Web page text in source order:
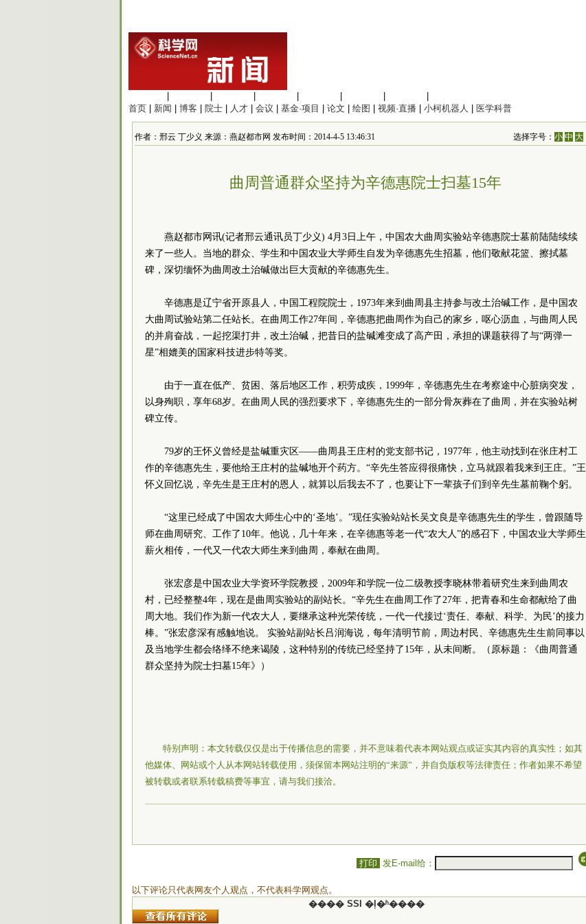
首页
新闻 博客 院士 人才 会议 基金·项目 论文 绘图 视频·直播 小柯机器人 医学科普
作者：邢云 丁少义 来源：燕赵都市网 发布时间：2014-4-5 13:46:31 选择字号：小 中 大
曲周普通群众坚持为辛德惠院士扫墓15年
燕赵都市网讯(记者邢云通讯员丁少义) 4月3日上午，中国农大曲周实验站辛德惠院士墓前陆陆续续
来了一些人。当地的群众、学生和中国农业大学师生自发为辛德惠先生招墓，他们敬献花篮、擦拭墓
碑，深切缅怀为曲周改土治碱做出巨大贡献的辛德惠先生。
辛德惠是辽宁省开原县人，中国工程院院士，1973年来到曲周县主持参与改土治碱工作，是中国农
大曲周试验站第二任站长。在曲周工作27年间，辛德惠把曲周作为自己的家乡，呕心沥血，与曲周人民
的并肩奋战，一起挖渠打井，改土治碱，把昔日的盐碱滩变成了高产田，承担的课题获得了与“两弹一
星”相媲美的国家科技进步特等奖。
由于一直在低产、贫困、落后地区工作，积劳成疾，1999年，辛德惠先生在考察途中心脏病突发，
以身殉职，享年68岁。在曲周人民的强烈要求下，辛德惠先生的一部分骨灰葬在了曲周，并在实验站树
碑立传。
79岁的王怀义曾经是盐碱重灾区——曲周县王庄村的党支部书记，1977年，他主动找到在张庄村工
作的辛德惠先生，要他给王庄村的盐碱地开个药方。“辛先生答应得很痛快，立马就跟着我来到王庄。”王
怀义回忆说，辛先生是王庄村的恩人，就算以后我去不了，也要让下一辈孩子们到辛先生墓前鞠个躬。
“这里已经成了中国农大师生心中的‘圣地’。”现任实验站站长吴文良是辛德惠先生的学生，曾跟随导
师在曲周研究、工作了10年。他说，几十年来，在辛德惠等老一代“农大人”的感召下，中国农业大学师生
薪火相传，一代又一代农大师生来到曲周，奉献在曲周。
张宏彦是中国农业大学资环学院教授，2009年和学院一位二级教授李晓林带着研究生来到曲周农
村，已经整整4年，现在是曲周实验站的副站长。“辛先生在曲周工作了27年，把青春和生命都献给了曲
周大地。我们作为新一代农大人，要继承这种光荣传统，一代一代接过‘责任、奉献、科学、为民’的接力
棒。”张宏彦深有感触地说。 实验站副站长吕润海说，每年清明节前，周边村民、辛德惠先生生前同事以
及当地学生都会络绎不绝来谒陵，这种特别的传统已经坚持了15年，从未间断。（原标题：《曲周普通
群众坚持为院士扫墓15年》）
特别声明：本文转载仅仅是出于传播信息的需要，并不意味着代表本网站观点或证实其内容的真实性；如其
他媒体、网站或个人从本网站转载使用，须保留本网站注明的“来源”，并自负版权等法律责任；作者如果不希望
被转载或者联系转载稿费等事宜，请与我们接洽。
打印 发E-mail给：
以下评论只代表网友个人观点，不代表科学网观点。
���� SSI �ļ�ʱ����